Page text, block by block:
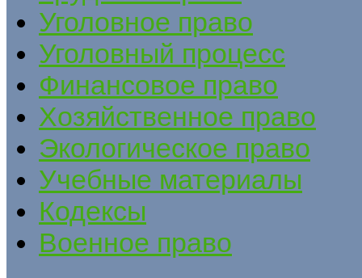
Уголовное право
Уголовный процесс
Финансовое право
Хозяйственное право
Экологическое право
Учебные материалы
Кодексы
Военное право